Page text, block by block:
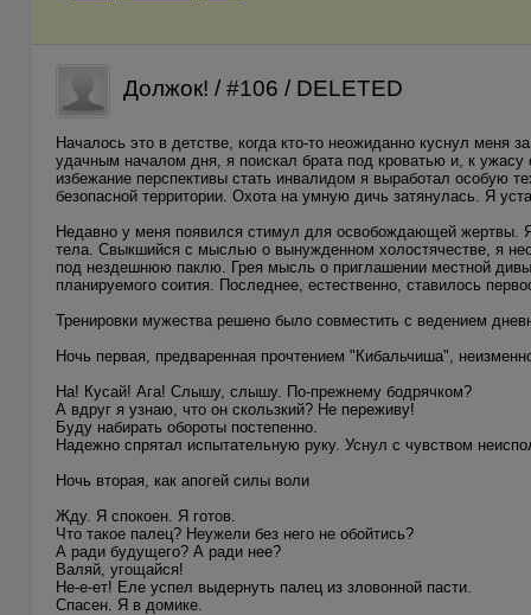
Должок! / #106 / DELETED
Началось это в детстве, когда кто-то неожиданно куснул меня
удачным началом дня, я поискал брата под кроватью и, к
избежание перспективы стать инвалидом я выработал особую
безопасной территории. Охота на умную дичь затянулась. Я
Недавно у меня появился стимул для освобождающей жертвы.
тела. Свыкшийся с мыслью о вынужденном холостячестве, я
под нездешнюю паклю. Грея мысль о приглашении местной
планируемого соития. Последнее, естественно, ставилось
Тренировки мужества решено было совместить с ведением
Ночь первая, предваренная прочтением "Кибальчиша",
На! Кусай! Ага! Слышу, слышу. По-прежнему бодрячком?
А вдруг я узнаю, что он скользкий? Не переживу!
Буду набирать обороты постепенно.
Надежно спрятал испытательную руку. Уснул с чувством
Ночь вторая, как апогей силы воли
Жду. Я спокоен. Я готов.
Что такое палец? Неужели без него не обойтись?
А ради будущего? А ради нее?
Валяй, угощайся!
Не-е-ет! Еле успел выдернуть палец из зловонной пасти.
Спасен. Я в домике.